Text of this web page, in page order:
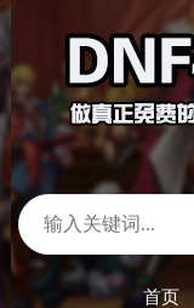
首页>